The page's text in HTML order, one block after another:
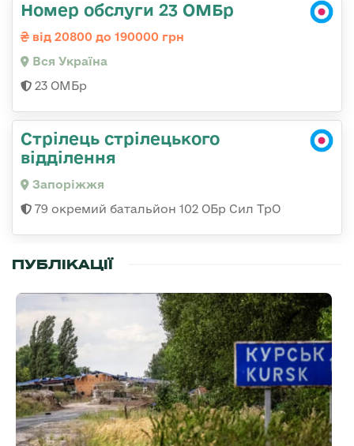
Номер обслуги 23 ОМБр
від 20800 до 190000 грн
Вся Україна
23 ОМБр
Стрілець стрілецького
відділення
Запоріжжя
79 окремий батальйон 102 ОБр Сил ТрО
ПУБЛІКАЦІЇ